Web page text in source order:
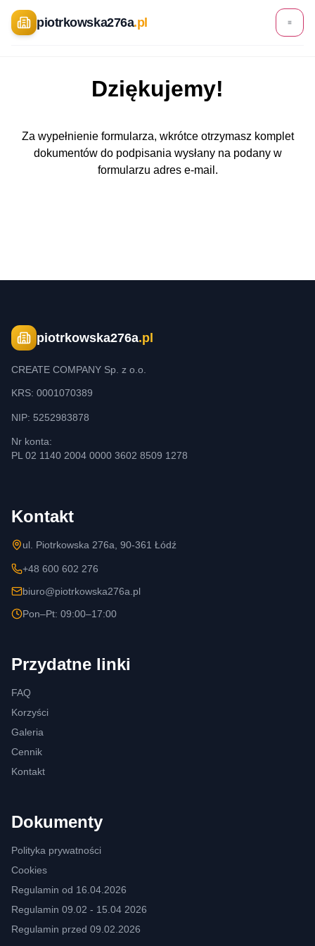
piotrkowska276a.pl
Księgowość
Dziękujemy!
Za wypełnienie formularza, wkrótce otrzymasz komplet
dokumentów do podpisania wysłany na podany w
formularzu adres e-mail.
piotrkowska276a.pl
CREATE COMPANY Sp. z o.o.
KRS: 0001070389
NIP: 5252983878
Nr konta:
PL 02 1140 2004 0000 3602 8509 1278
Kontakt
ul. Piotrkowska 276a, 90-361 Łódź
+48 600 602 276
biuro@piotrkowska276a.pl
Pon–Pt: 09:00–17:00
Przydatne linki
FAQ
Korzyści
Galeria
Cennik
Kontakt
Dokumenty
Polityka prywatności
Cookies
Regulamin od 16.04.2026
Regulamin 09.02 - 15.04 2026
Regulamin przed 09.02.2026